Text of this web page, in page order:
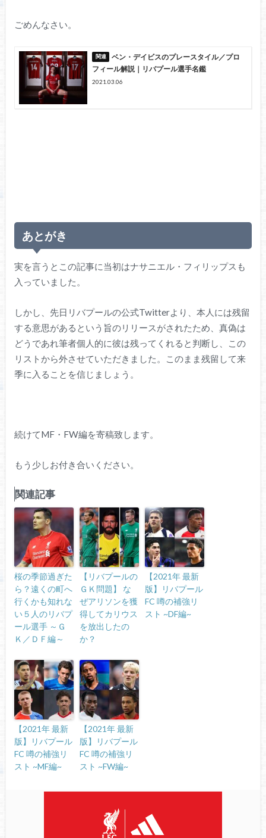
ごめんなさい。
ベン・デイビスのプレースタイル／プロ
フィール解説｜リバプール選手名鑑
2021.03.06
あとがき
実を言うとこの記事に当初はナサニエル・フィリップスも
入っていました。
しかし、先日リバプールの公式Twitterより、本人には残留
する意思があるという旨のリリースがされたため、真偽は
どうであれ筆者個人的に彼は残ってくれると判断し、この
リストから外させていただきました。このまま残留して来
季に入ることを信じましょう。
続けてMF・FW編を寄稿致します。
もう少しお付き合いください。
関連記事
桜の季節過ぎた
ら？遠くの町へ
行くかも知れな
い５人のリバプ
ール選手 ～Ｇ
Ｋ／ＤＦ編～
【リバプールの
ＧＫ問題】 な
ぜアリソンを獲
得してカリウス
を放出したの
か？
【2021年 最新
版】リバプール
FC 噂の補強リ
スト ~DF編~
【2021年 最新
版】リバプール
FC 噂の補強リ
スト ~MF編~
【2021年 最新
版】リバプール
FC 噂の補強リ
スト ~FW編~